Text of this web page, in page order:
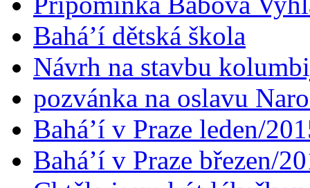
Bahá’í dětská škola
Návrh na stavbu
pozvánka na oslavu
Bahá’í v Praze leden/
Bahá’í v Praze březen/